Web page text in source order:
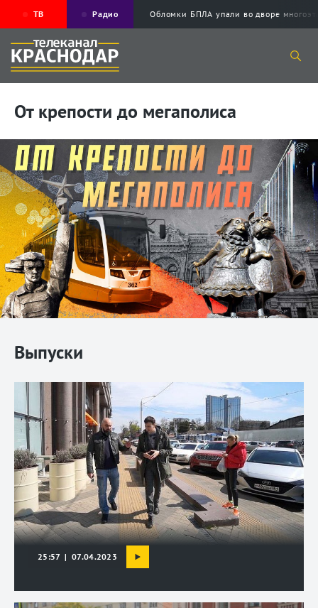
ТВ Радио Обломки БПЛА упали во дворе
От крепости до мегаполиса
Выпуски
25:57 | 07.04.2023